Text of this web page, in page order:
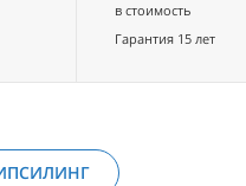
в стоимость
Гарантия 15 лет